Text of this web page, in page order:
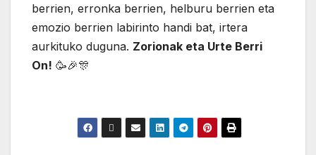
berrien, erronka berrien, helburu berrien eta
emozio berrien labirinto handi bat, irtera
aurkituko duguna. Zorionak eta Urte Berri
On! 🥳🎉🎊